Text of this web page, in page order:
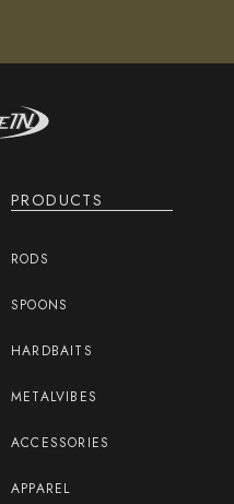
PRODUCTS
RODS
SPOONS
HARDBAITS
METALVIBES
ACCESSORIES
APPAREL